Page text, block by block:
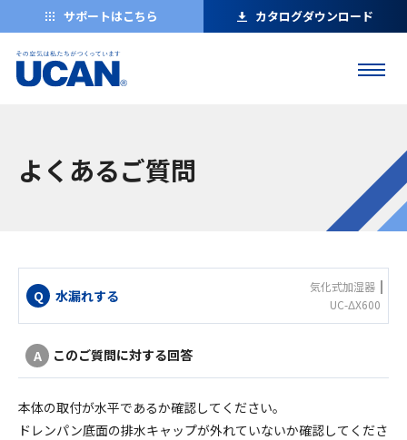
サポートはこちら カタログダウンロード
よくあるご質問
水漏れする
気化式加湿器
UC-ΔX600
このご質問に対する回答
本体の取付が水平であるか確認してください。
ドレンパン底面の排水キャップが外れていないか確認してくださ